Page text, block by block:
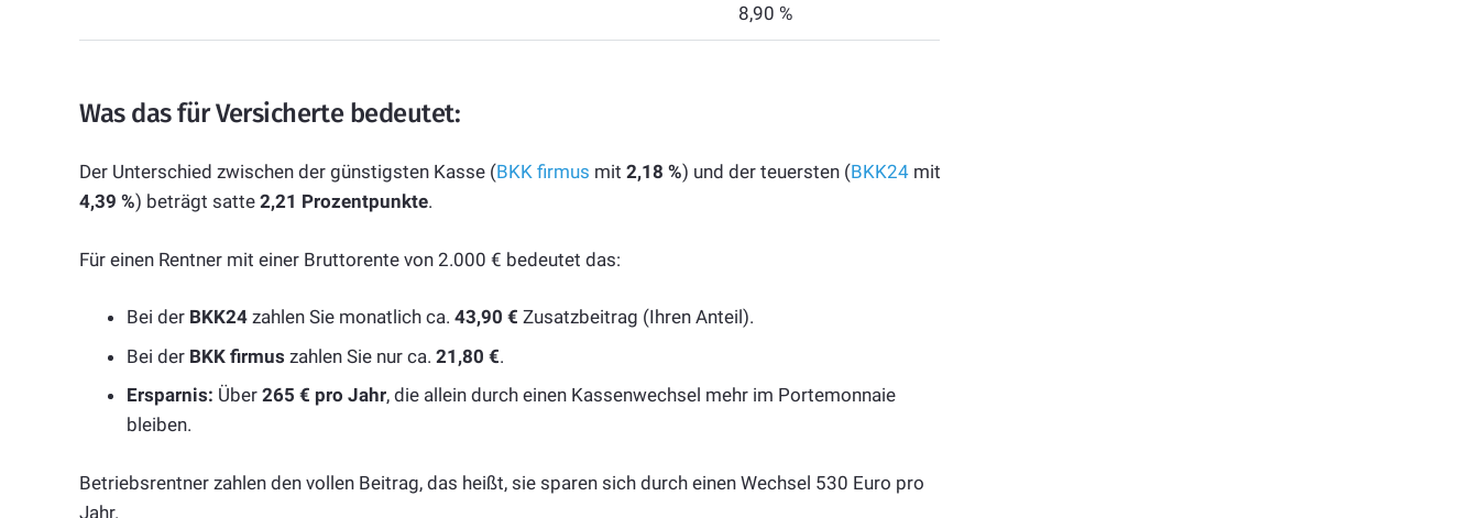
8,90 %
Was das für Versicherte bedeutet:
Der Unterschied zwischen der günstigsten Kasse (BKK firmus mit 2,18 %) und der teuersten (BKK24 mit
4,39 %) beträgt satte 2,21 Prozentpunkte.
Für einen Rentner mit einer Bruttorente von 2.000 € bedeutet das:
Bei der BKK24zahlen Sie monatlich ca. 43,90 € Zusatzbeitrag (Ihren Anteil).
Bei der BKK firmus zahlen Sie nur ca. 21,80 €.
Ersparnis: Über 265 € pro Jahr, die allein durch einen Kassenwechsel mehr im Portemonnaie
bleiben.
Betriebsrentner zahlen den vollen Beitrag, das heißt, sie sparen sich durch einen Wechsel 530 Euro pro
Jahr.